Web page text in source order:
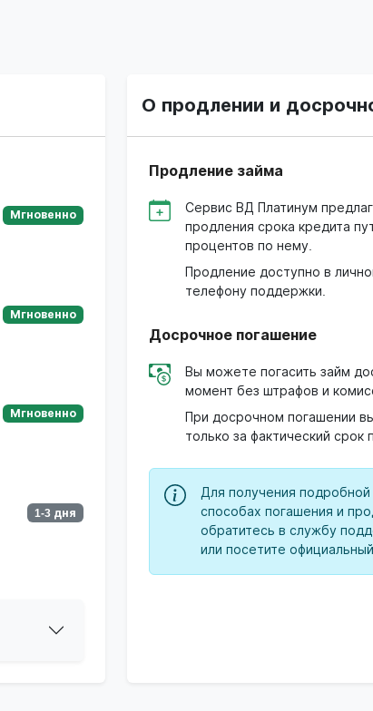
Мгновенно
Мгновенно
Мгновенно
1-3 дня
О продлении и
Продление займа
Сервис ВД Платинум
продления срока кредита
процентов по нему.
Продление доступно в
телефону поддержки.
Досрочное погашение
Вы можете погасить займ
момент без штрафов и
При досрочном погашении
только за фактический срок
Для получения
способах погашения и
обратитесь в службу
или посетите